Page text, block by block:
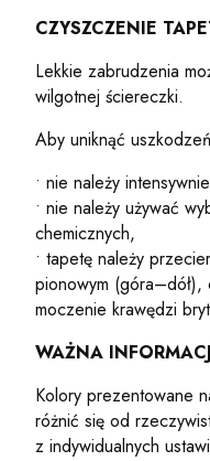
CZYSZCZENIE
Lekkie zabrudzenia
wilgotnej ściereczki.
Aby uniknąć
• nie należy
• nie należy używać
chemicznych,
• tapetę należy
pionowym (góra–dół),
moczenie krawędzi
WAŻNA
Kolory prezentowane
różnić się od
z indywidualnych